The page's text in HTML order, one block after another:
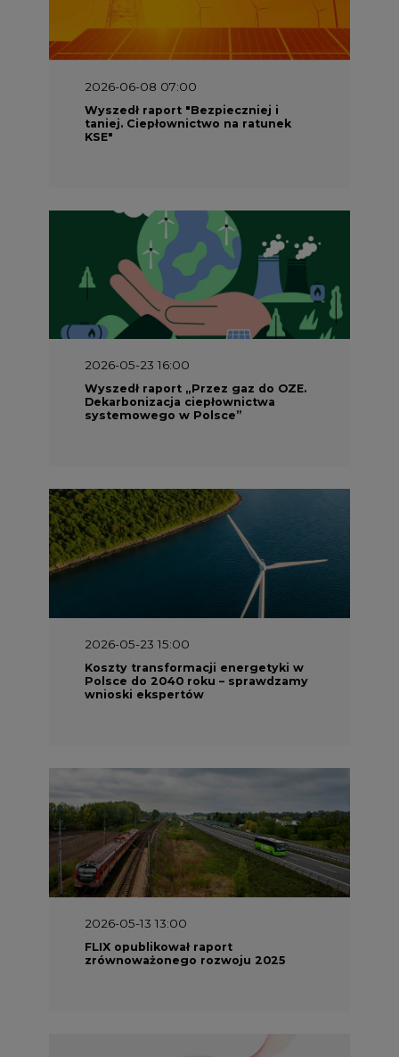
2026-06-08 07:00
Wyszedł raport "Bezpieczniej i
taniej. Ciepłownictwo na ratunek
KSE"
2026-05-23 16:00
Wyszedł raport „Przez gaz do OZE.
Dekarbonizacja ciepłownictwa
systemowego w Polsce”
2026-05-23 15:00
Koszty transformacji energetyki w
Polsce do 2040 roku – sprawdzamy
wnioski ekspertów
2026-05-13 13:00
FLIX opublikował raport
zrównoważonego rozwoju 2025